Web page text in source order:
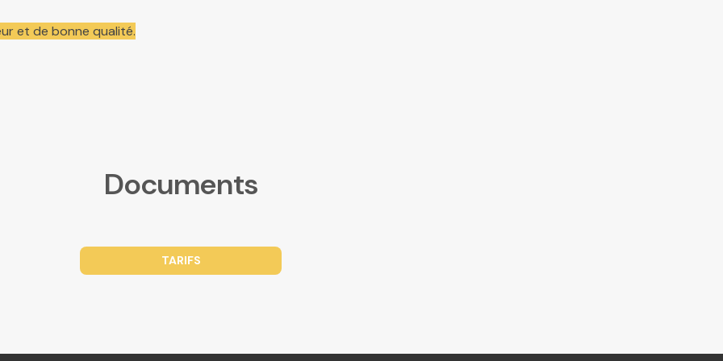
et de bonne qualité.
Documents
TARIFS